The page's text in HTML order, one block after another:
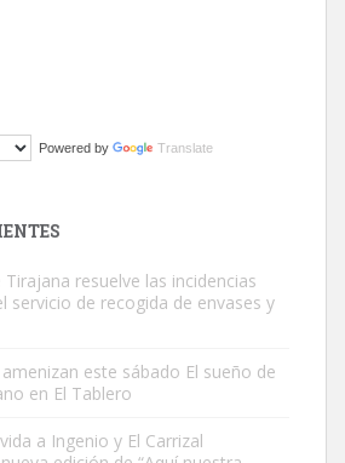
en la calle hace menos de un mes,
para mi perra. Pastor alemán,
Powered by Translate
resuelve las incidencias
servicio de recogida de envases y
este sábado El sueño de
en El Tablero
a Ingenio y El Carrizal